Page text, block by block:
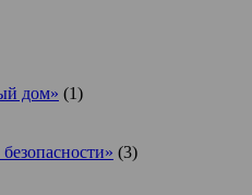
дом» (1)
(3)